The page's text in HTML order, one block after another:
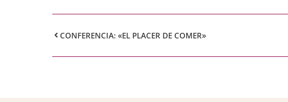
CONFERENCIA: «EL PLACER DE COMER»